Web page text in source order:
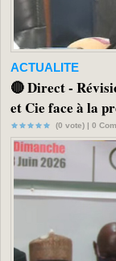
ACTUALITE
🔴 Direct -
et Cie face à la
(0 vote) | 0